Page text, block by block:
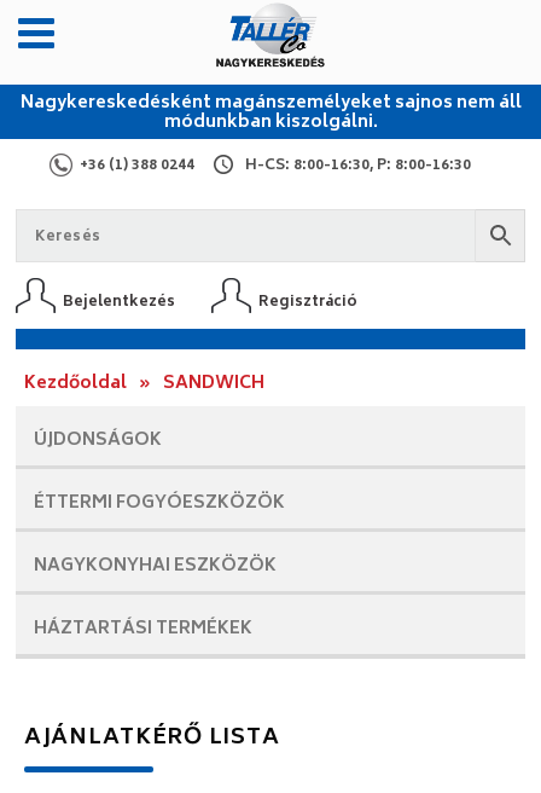
Nagykereskedésként magánszemélyeket sajnos nem áll
módunkban kiszolgálni.
+36 (1) 388 0244 H-CS: 8:00-16:30, P: 8:00-16:30
Bejelentkezés Regisztráció
Kezdőoldal » SANDWICH
ÚJDONSÁGOK
ÉTTERMI FOGYÓESZKÖZÖK
NAGYKONYHAI ESZKÖZÖK
HÁZTARTÁSI TERMÉKEK
AJÁNLATKÉRŐ LISTA